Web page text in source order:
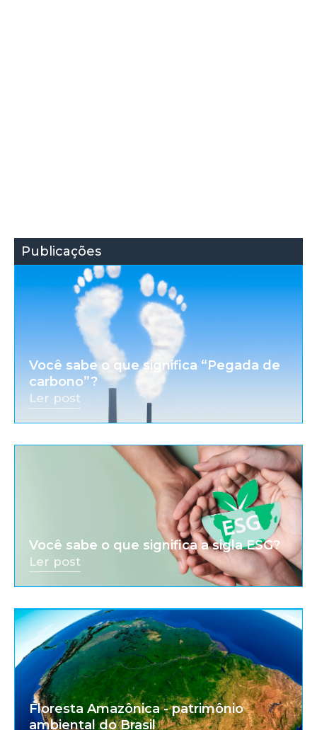
Publicações
Você sabe o que significa “Pegada de
carbono”?
Ler post
Você sabe o que significa a sigla ESG?
Ler post
Floresta Amazônica - patrimônio
ambiental do Brasil